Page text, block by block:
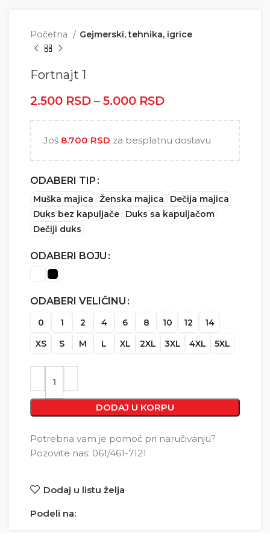
Početna Gejmerski, tehnika, igrice
Fortnajt 1
2.500 RSD – 5.000 RSD
Još 8.700 RSD za besplatnu dostavu
ODABERI TIP
Muška majica Ženska majica
Dečija majica
Duks bez kapuljače
Duks sa kapuljačom
Dečiji duks
ODABERI BOJU
ODABERI VELIČINU
0 1 2 4 6 8 10 12
14
XS
S M L XL 2XL 3XL 4XL 5XL
DODAJ U KORPU
Potrebna vam je pomoć pri naručivanju?
Pozovite nas: 061/461-7121
Dodaj u listu želja
Podeli na: